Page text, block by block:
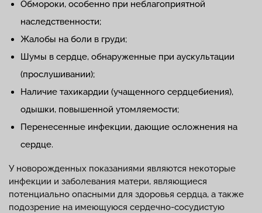
Обмороки, особенно при неблагоприятной
наследственности;
Жалобы на боли в груди;
Шумы в сердце, обнаруженные при аускультации
(прослушивании);
Наличие тахикардии (учащенного сердцебиения),
одышки, повышенной утомляемости;
Перенесенные инфекции, дающие осложнения на
сердце.
У новорожденных показаниями являются некоторые
инфекции и заболевания матери, являющиеся
потенциально опасными для здоровья сердца, а также
подозрение на имеющуюся сердечно-сосудистую